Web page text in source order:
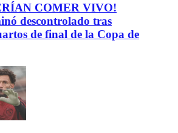
COMER VIVO!
descontrolado tras
de final de la Copa de